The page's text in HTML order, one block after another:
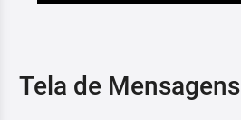
Tela de Mensagens